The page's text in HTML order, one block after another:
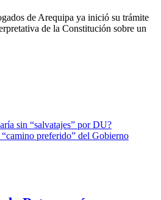
de Arequipa ya inició su trámite
de la Constitución sobre un